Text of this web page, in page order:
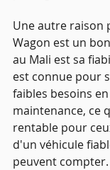
Une autre raison
Wagon est un
au Mali est sa
est connue pour
faibles besoins
maintenance, ce
rentable pour
d'un véhicule
peuvent compter.